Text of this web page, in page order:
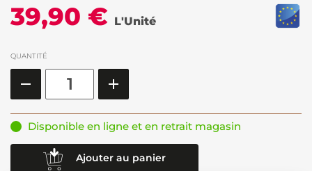
39,90 € L'Unité
QUANTITÉ
Disponible en ligne et en retrait magasin
Ajouter au panier